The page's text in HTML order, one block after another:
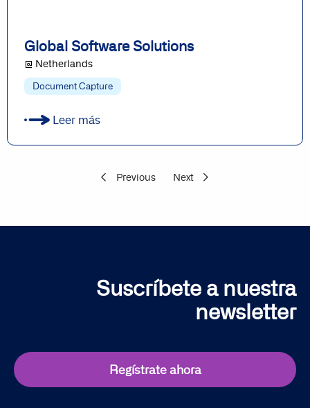
Global Software Solutions
@ Netherlands
Document Capture
Leer más
Previous Next
Suscríbete a nuestra
newsletter
Regístrate ahora